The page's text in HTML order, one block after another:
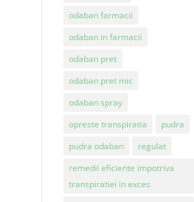
odaban farmacii
odaban in farmacii
odaban pret
odaban pret mic
odaban spray
opreste transpiratia
pudra
pudra odaban
regulat
remedii eficiente impotriva
transpiratiei in exces